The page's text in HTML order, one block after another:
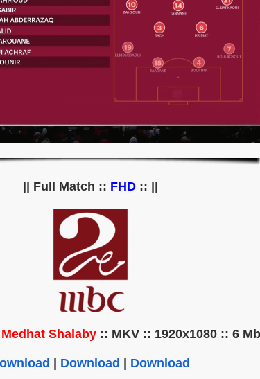
|| :: Full Match ::
FHD
Medhat Shalaby :: MKV :: 1920x1080 :: 6
Download Download